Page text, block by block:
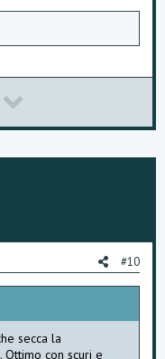
o
w
o
t
e
#10
secca la
con scuri e